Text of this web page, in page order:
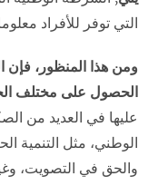
التي توفر للأفراد
ومن هذا المنظور، فإن
الحصول على مختلف
عليها في العديد من
الوطني، مثل التنمية
والحق في التصويت،